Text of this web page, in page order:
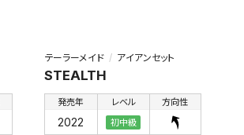
テーラーメイド アイアンセット
STEALTH
発売年
2022
レベル
初中級
方向性